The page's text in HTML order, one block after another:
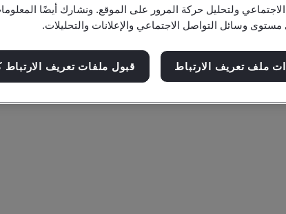
ولتحليل حركة المرور على الموقع. ونشارك أيضًا
وسائل التواصل الاجتماعي والإعلانات والتحليلات.
ملف تعريف الارتباط قبول ملفات تعريف الارتباط